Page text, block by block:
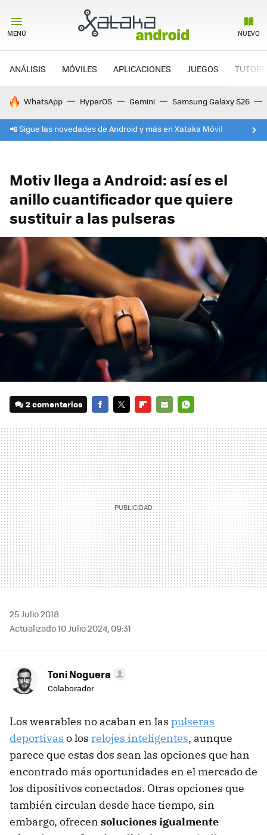
MENÚ NUEVO
ANÁLISIS MÓVILES APLICACIONES JUEGOS
HOY SE HABLA DE
WhatsApp HyperOS Gemini Samsung Galaxy S26
📲 Sigue las novedades de Android y más en Xataka Móvil
Motiv llega a Android: así es el
anillo cuantificador que quiere
sustituir a las pulseras
2 comentarios
MAIL
25 Julio 2018
Actualizado 10 Julio 2024, 09:31
Toni Noguera
Colaborador
Los wearables no acaban en las pulseras
deportivas o los relojes inteligentes, aunque
parece que estas dos sean las opciones que han
encontrado más oportunidades en el mercado de
los dipositivos conectados. Otras opciones que
también circulan desde hace tiempo, sin
embargo, ofrecen soluciones igualmente